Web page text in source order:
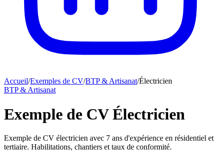
Accueil/Exemples de CV/BTP & Artisanat/Électricien
BTP & Artisanat
Exemple de CV Électricien
Exemple de CV électricien avec 7 ans d'expérience en résidentiel et
tertiaire. Habilitations, chantiers et taux de conformité.